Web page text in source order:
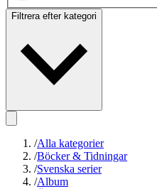
Filtrera efter kategori
/Alla kategorier
/Böcker & Tidningar
/Svenska serier
/Album